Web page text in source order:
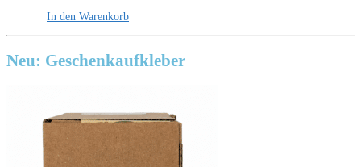
In den Warenkorb
Neu: Geschenkaufkleber